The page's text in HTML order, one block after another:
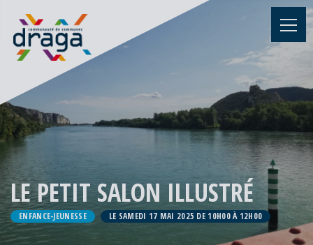
LE PETIT SALON ILLUSTRÉ
ENFANCE-JEUNESSE LE SAMEDI 17 MAI 2025 DE 10H00 À 12H00